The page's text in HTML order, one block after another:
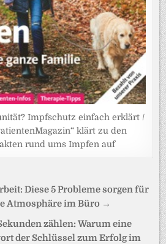
Impfschutz einfach erklärt /
klärt zu den
rund ums Impfen auf
Diese 5 Probleme sorgen für
Atmosphäre im Büro →
zählen: Warum eine
der Schlüssel zum Erfolg im